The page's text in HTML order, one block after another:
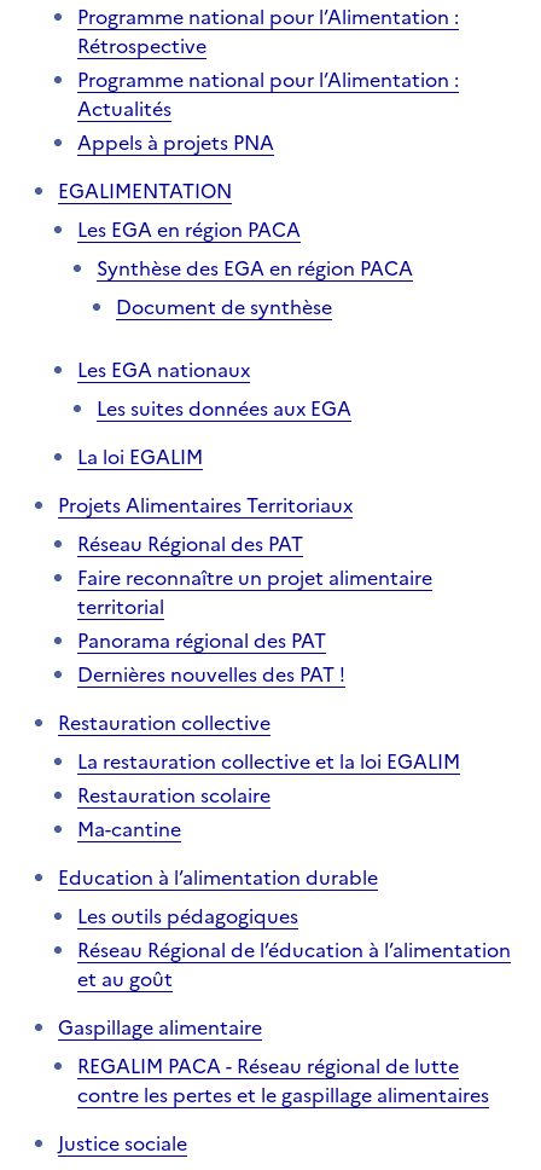
Programme national pour l’Alimentation :
Rétrospective
Programme national pour l’Alimentation :
Actualités
Appels à projets PNA
EGALIMENTATION
Les EGA en région PACA
Synthèse des EGA en région PACA
Document de synthèse
Les EGA nationaux
Les suites données aux EGA
La loi EGALIM
Projets Alimentaires Territoriaux
Réseau Régional des PAT
Faire reconnaître un projet alimentaire
territorial
Panorama régional des PAT
Dernières nouvelles des PAT !
Restauration collective
La restauration collective et la loi EGALIM
Restauration scolaire
Ma-cantine
Education à l’alimentation durable
Les outils pédagogiques
Réseau Régional de l’éducation à l’alimentation
et au goût
Gaspillage alimentaire
REGALIM PACA - Réseau régional de lutte
contre les pertes et le gaspillage alimentaires
Justice sociale